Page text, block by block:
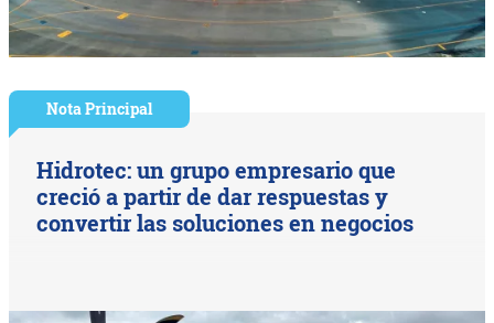
Nota Principal
Hidrotec: un grupo empresario que
creció a partir de dar respuestas y
convertir las soluciones en negocios